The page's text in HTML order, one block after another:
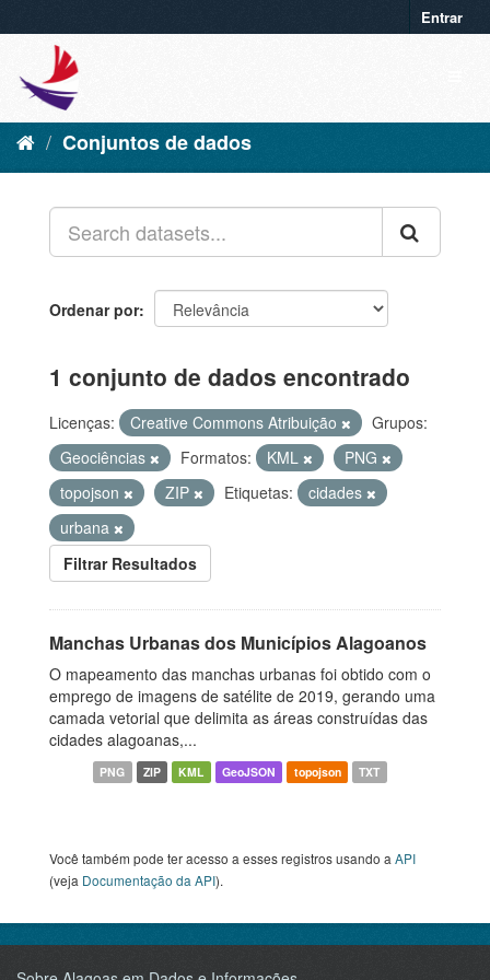
Entrar
Conjuntos de dados
Ordenar por
1 conjunto de dados encontrado
Licenças: Creative Commons Atribuição
Grupos:
Geociências
Formatos: KML
PNG
topojson
ZIP Etiquetas:
cidades
urbana
Filtrar Resultados
Manchas Urbanas dos Municípios Alagoanos
O mapeamento das manchas urbanas foi obtido com o
emprego de imagens de satélite de 2019, gerando uma
camada vetorial que delimita as áreas construídas das
cidades alagoanas,...
PNG ZIP KML GeoJSON topojson TXT
Você também pode ter acesso a esses registros usando a API
(veja Documentação da API).